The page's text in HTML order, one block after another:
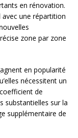
en rénovation.
une répartition
zone par zone
en popularité
nécessitent un
de
substantielles sur la
supplémentaire de